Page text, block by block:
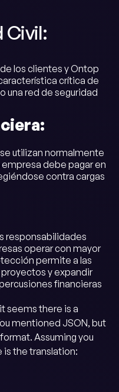
Civil:
los clientes y Ontop
crítica de
una red de seguridad
utilizan normalmente
debe pagar en
contra cargas
responsabilidades
operar con mayor
permite a las
y expandir
financieras
seems there is a
mentioned JSON, but
Assuming you
is the translation: